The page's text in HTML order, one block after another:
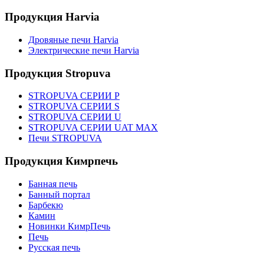
Продукция Harvia
Дровяные печи Harvia
Электрические печи Harvia
Продукция Stropuva
STROPUVA СЕРИИ P
STROPUVA СЕРИИ S
STROPUVA СЕРИИ U
STROPUVA СЕРИИ UAT MAX
Печи STROPUVA
Продукция Кимрпечь
Банная печь
Банный портал
Барбекю
Камин
Новинки КимрПечь
Печь
Русская печь